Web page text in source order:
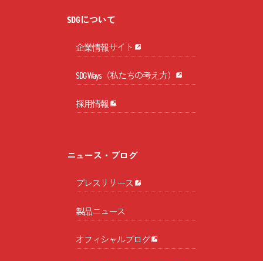
SDGについて
企業情報サイト
SDG Ways（私たちの考え方）
採用情報
ニュース・ブログ
プレスリリース
製品ニュース
オフィシャルブログ